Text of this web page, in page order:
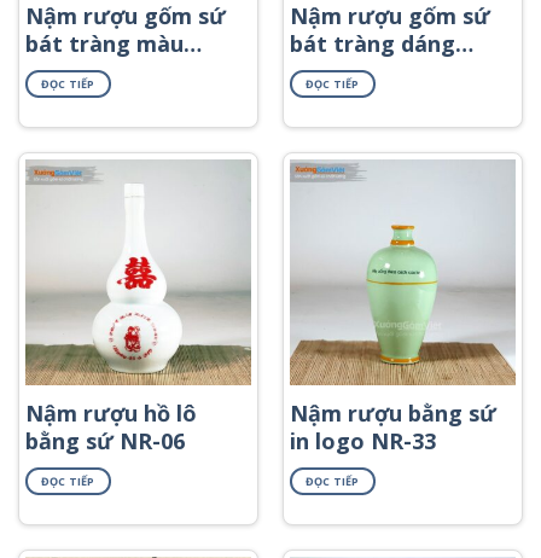
Nậm rượu gốm sứ
bát tràng màu
xanh ngọc bích in
logo NR-40
ĐỌC TIẾP
Nậm rượu gốm sứ
bát tràng dáng
mini màu nâu NR-
45
ĐỌC TIẾP
Nậm rượu hồ lô
bằng sứ NR-06
ĐỌC TIẾP
Nậm rượu bằng sứ
in logo NR-33
ĐỌC TIẾP